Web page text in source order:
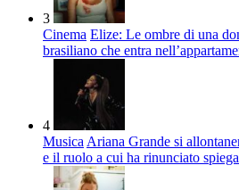
3
Cinema Elize: Le ombre di una
brasiliano che entra
4
Musica Ariana Grande si
e il ruolo a cui ha rinunciato